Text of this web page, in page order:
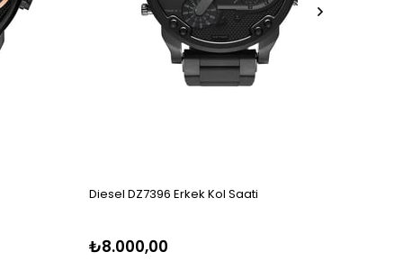
Diesel DZ7396 Erkek Kol Saati
₺8.000,00